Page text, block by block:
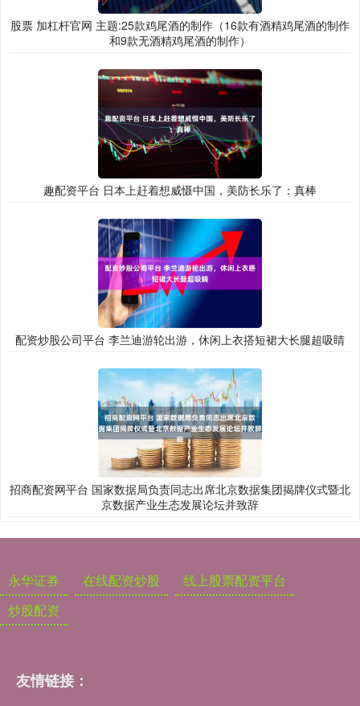
股票 加杠杆官网 主题:25款鸡尾酒的制作（16款有酒精鸡尾酒的制作
和9款无酒精鸡尾酒的制作）
趣配资平台 日本上赶着想威慑中国，美防长乐了：真棒
配资炒股公司平台 李兰迪游轮出游，休闲上衣搭短裙大长腿超吸睛
招商配资网平台 国家数据局负责同志出席北京数据集团揭牌仪式暨北
京数据产业生态发展论坛并致辞
永华证券 在线配资炒股
线上股票配资平台
炒股配资
友情链接：